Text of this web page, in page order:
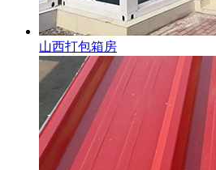
山西打包箱房